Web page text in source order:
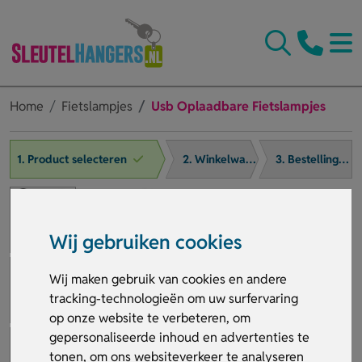
Wij gebruiken cookies
Wij maken gebruik van cookies en andere
tracking-technologieën om uw surfervaring
op onze website te verbeteren, om
gepersonaliseerde inhoud en advertenties te
tonen, om ons websiteverkeer te analyseren
Home Fietslampjes Usb Oplaadbare Fietslampjes
1. Product selecteren 2. Winkelwagen 3. Bestelling afronden